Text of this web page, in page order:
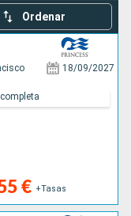
Ordenar
18/09/2027
€ +Tasas